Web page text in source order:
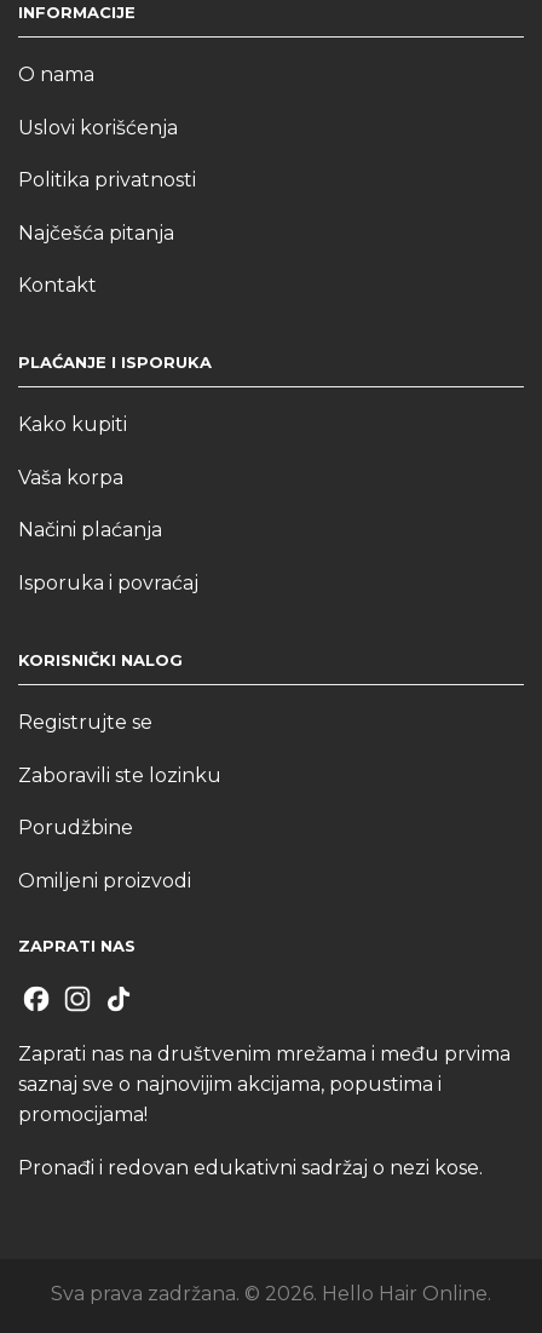
INFORMACIJE
O nama
Uslovi korišćenja
Politika privatnosti
Najčešća pitanja
Kontakt
PLAĆANJE I ISPORUKA
Kako kupiti
Vaša korpa
Načini plaćanja
Isporuka i povraćaj
KORISNIČKI NALOG
Registrujte se
Zaboravili ste lozinku
Porudžbine
Omiljeni proizvodi
ZAPRATI NAS
Zaprati nas na društvenim mrežama i među prvima
saznaj sve o najnovijim akcijama, popustima i
promocijama!
Pronađi i redovan edukativni sadržaj o nezi kose.
Sva prava zadržana. © 2026. Hello Hair Online.